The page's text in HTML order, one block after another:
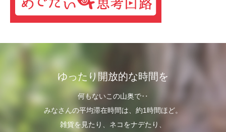
ゆったり開放的な時間を
何もないこの山奥で‥
みなさんの平均滞在時間は、約1時間ほど。
雑貨を見たり、ネコをナデたり、